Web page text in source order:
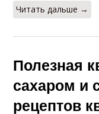
Читать дальше →
Полезная
сахаром и
рецептов